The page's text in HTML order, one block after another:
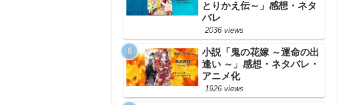
とりかえ伝～」感想・ネタ
バレ
2036 views
小説「鬼の花嫁 ～運命の出
逢い ～」感想・ネタバレ・
アニメ化
1926 views